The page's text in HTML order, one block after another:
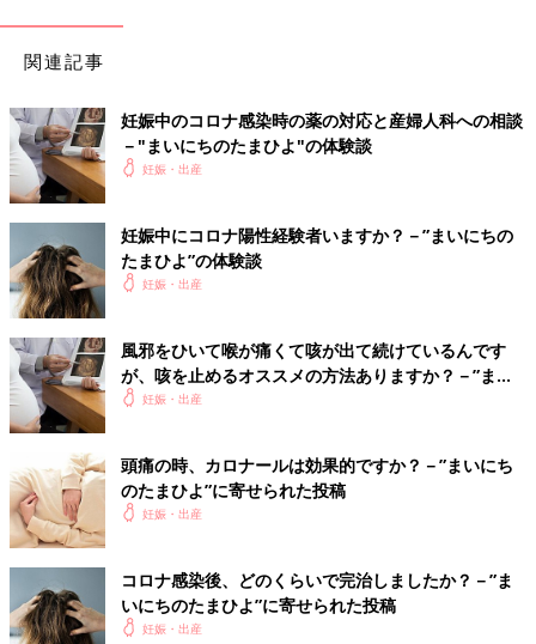
茶*****さん
内科受診して妊婦でもOKな薬や漢方を処方してもらいまし
た。 産科の先生からは、妊婦に処方して良い薬は 医師国家
試験の基本レベルだからどの内科でも大丈夫だよ👌と言われ
ました。 確かに今回の妊娠中、夏風邪、コロナ、インフル
となって、時間帯的にかかりつけ内科以外にも行きましたが
出る薬は基本同じでした。 ちなみに、鼻詰まりの薬は妊婦
には出せないと言われました。 市販の薬は基本的にやめて
場合が多いので。
💬 1
♥1
茶*****さん ありがとうございます！！ どの内科でも大
丈夫なんですね！知らなかったです😳聞いてみてよかった
です！！ 市販の薬はやめておきます！ 次の休みで病院に
がとうございます！！
関連記事
妊娠中のコロナ感染時の薬の対応と産婦人科への相談
－"まいにちのたまひよ"の体験談
妊娠・出産
妊娠中にコロナ陽性経験者いますか？－”まいにちの
たまひよ”の体験談
妊娠・出産
風邪をひいて喉が痛くて咳が出て続けているんです
が、咳を止めるオススメの方法ありますか？－”まい
にちのたまひよ”に寄せられた投稿
妊娠・出産
頭痛の時、カロナールは効果的ですか？－”まいにち
のたまひよ”に寄せられた投稿
妊娠・出産
コロナ感染後、どのくらいで完治しましたか？－”ま
いにちのたまひよ”に寄せられた投稿
妊娠・出産